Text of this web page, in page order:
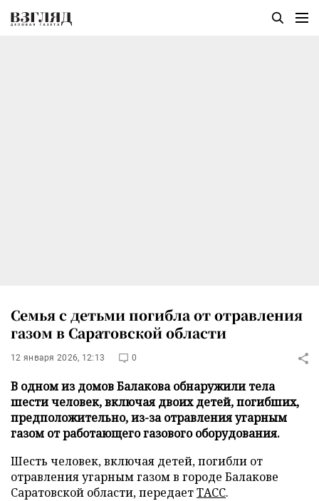
Семья с детьми погибла от отравления
газом в Саратовской области
12 января 2026, 12:13 0
В одном из домов Балакова обнаружили тела
шести человек, включая двоих детей, погибших,
предположительно, из-за отравления угарным
газом от работающего газового оборудования.
Шесть человек, включая детей, погибли от
отравления угарным газом в городе Балакове
Саратовской области, передаетТАСС.